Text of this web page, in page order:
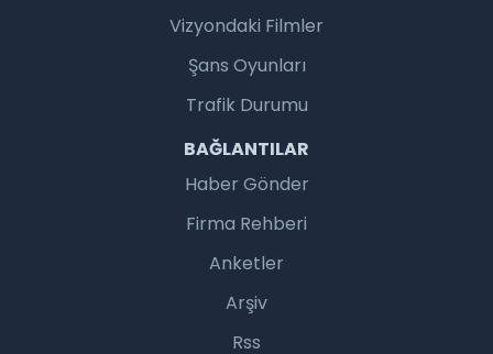
Vizyondaki Filmler
Şans Oyunları
Trafik Durumu
BAĞLANTILAR
Haber Gönder
Firma Rehberi
Anketler
Arşiv
Rss